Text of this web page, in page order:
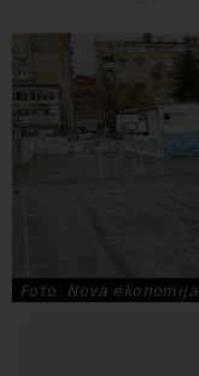
Foto: Nova ekonomija